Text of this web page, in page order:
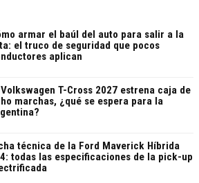
armar el baúl del auto para salir a la
el truco de seguridad que pocos
aplican
T-Cross 2027 estrena caja de
marchas, ¿qué se espera para la
técnica de la Ford Maverick Híbrida
todas las especificaciones de la pick-up